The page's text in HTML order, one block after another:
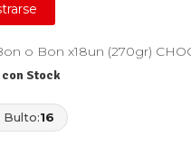
o Bon x18un (270gr)
Stock
Bulto:16